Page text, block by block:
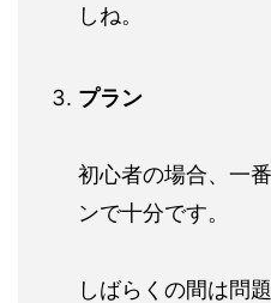
しね。
プラン
初心者の場合、一
ンで十分です。
しばらくの間は問